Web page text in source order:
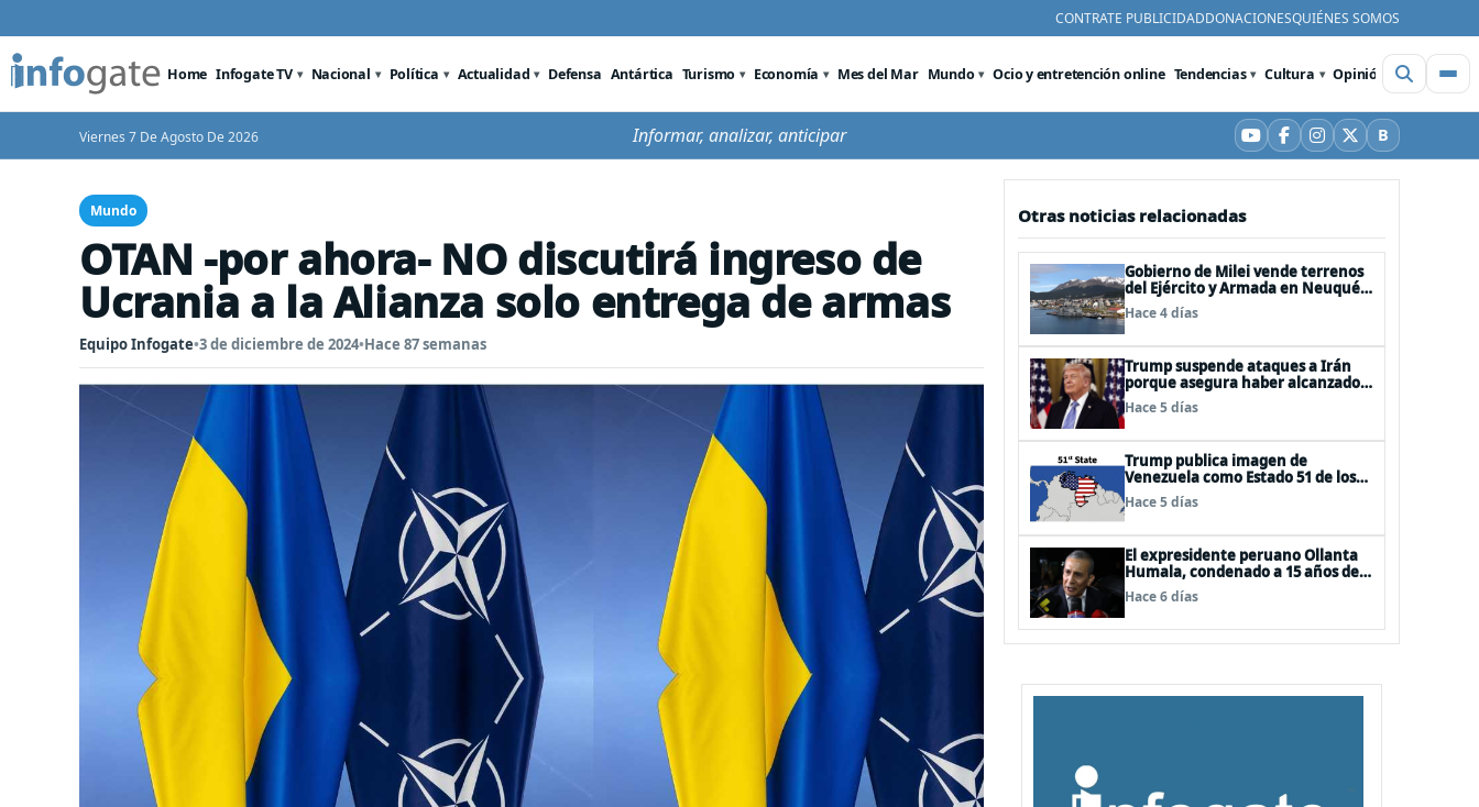
CONTRATE PUBLICIDADDONACIONESQUIÉNES SOMOS
Home Infogate TV Nacional Política Actualidad Defensa Antártica Turismo Economía Mes del Mar Mundo Ocio y entretención online Tendencias Cultura Opinión Videos
Viernes 7 De Agosto De 2026 Informar, analizar, anticipar YouTube
Facebook
Instagram
X BBluesky
Mundo
OTAN -por ahora- NO discutirá ingreso de
Ucrania a la Alianza solo entrega de armas
Equipo Infogate•3 de diciembre de 2024•Hace 87 semanas
Otras noticias relacionadas
Gobierno de Milei vende terrenos
del Ejército y Armada en Neuquén
y Ushuaia
Hace 4 días
Trump suspende ataques a Irán
porque asegura haber alcanzado
«las bases de un acuerdo»
Hace 5 días
Trump publica imagen de
Venezuela como Estado 51 de los
EEUU
Hace 5 días
El expresidente peruano Ollanta
Humala, condenado a 15 años de
cárcel, sale libre al anularse su
caso
Hace 6 días